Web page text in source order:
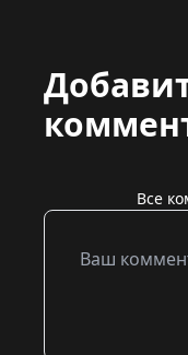
Все